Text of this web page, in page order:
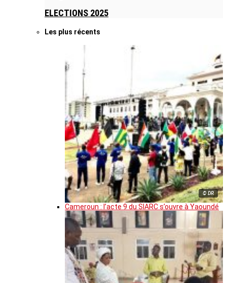
ELECTIONS 2025
Les plus récents
© DR
Cameroun : l’acte 9 du SIARC s’ouvre à Yaoundé